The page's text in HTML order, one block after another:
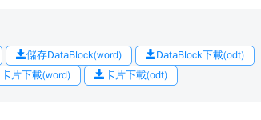
儲存DataBlock(word)
DataBlock下載(odt)
卡片下載(word) 卡片下載(odt)